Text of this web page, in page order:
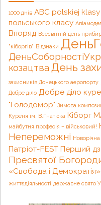
1000 днів ABC polskiej klasy
польського класу
Впоряд Всесвітній день
"кіборгів" Відзнаки
козацтва День
захисників Донецького аеропорту
Добре діло Добре діло
"Голодомор" Зимова
Куреня ім. В.Гнатюка Кіборг
майбутня професія – військовий!
Непереможні
Патріот-FEST Перший
Пресвятої
«Свобода і Демократія»
життєдіяльності державне свято